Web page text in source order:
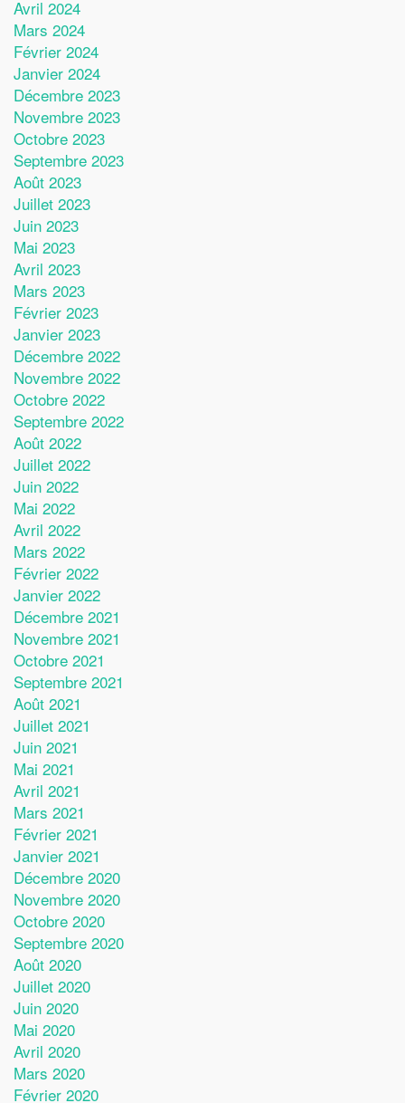
Avril 2024
Mars 2024
Février 2024
Janvier 2024
Décembre 2023
Novembre 2023
Octobre 2023
Septembre 2023
Août 2023
Juillet 2023
Juin 2023
Mai 2023
Avril 2023
Mars 2023
Février 2023
Janvier 2023
Décembre 2022
Novembre 2022
Octobre 2022
Septembre 2022
Août 2022
Juillet 2022
Juin 2022
Mai 2022
Avril 2022
Mars 2022
Février 2022
Janvier 2022
Décembre 2021
Novembre 2021
Octobre 2021
Septembre 2021
Août 2021
Juillet 2021
Juin 2021
Mai 2021
Avril 2021
Mars 2021
Février 2021
Janvier 2021
Décembre 2020
Novembre 2020
Octobre 2020
Septembre 2020
Août 2020
Juillet 2020
Juin 2020
Mai 2020
Avril 2020
Mars 2020
Février 2020